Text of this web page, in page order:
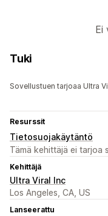
Ei
Tuki
Sovellustuen tarjoaa Ultra
Resurssit
Tietosuojakäytäntö
Tämä kehittäjä ei tarjoa
Kehittäjä
Ultra Viral Inc
Los Angeles, CA, US
Lanseerattu